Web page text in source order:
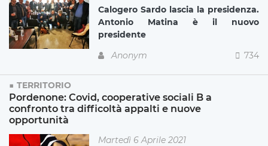
Calogero Sardo lascia la presidenza.
Antonio Matina è il nuovo
presidente
Anonym
734
TERRITORIO
Pordenone: Covid, cooperative sociali B a
confronto tra difficoltà appalti e nuove
opportunità
Martedì 6 Aprile 2021